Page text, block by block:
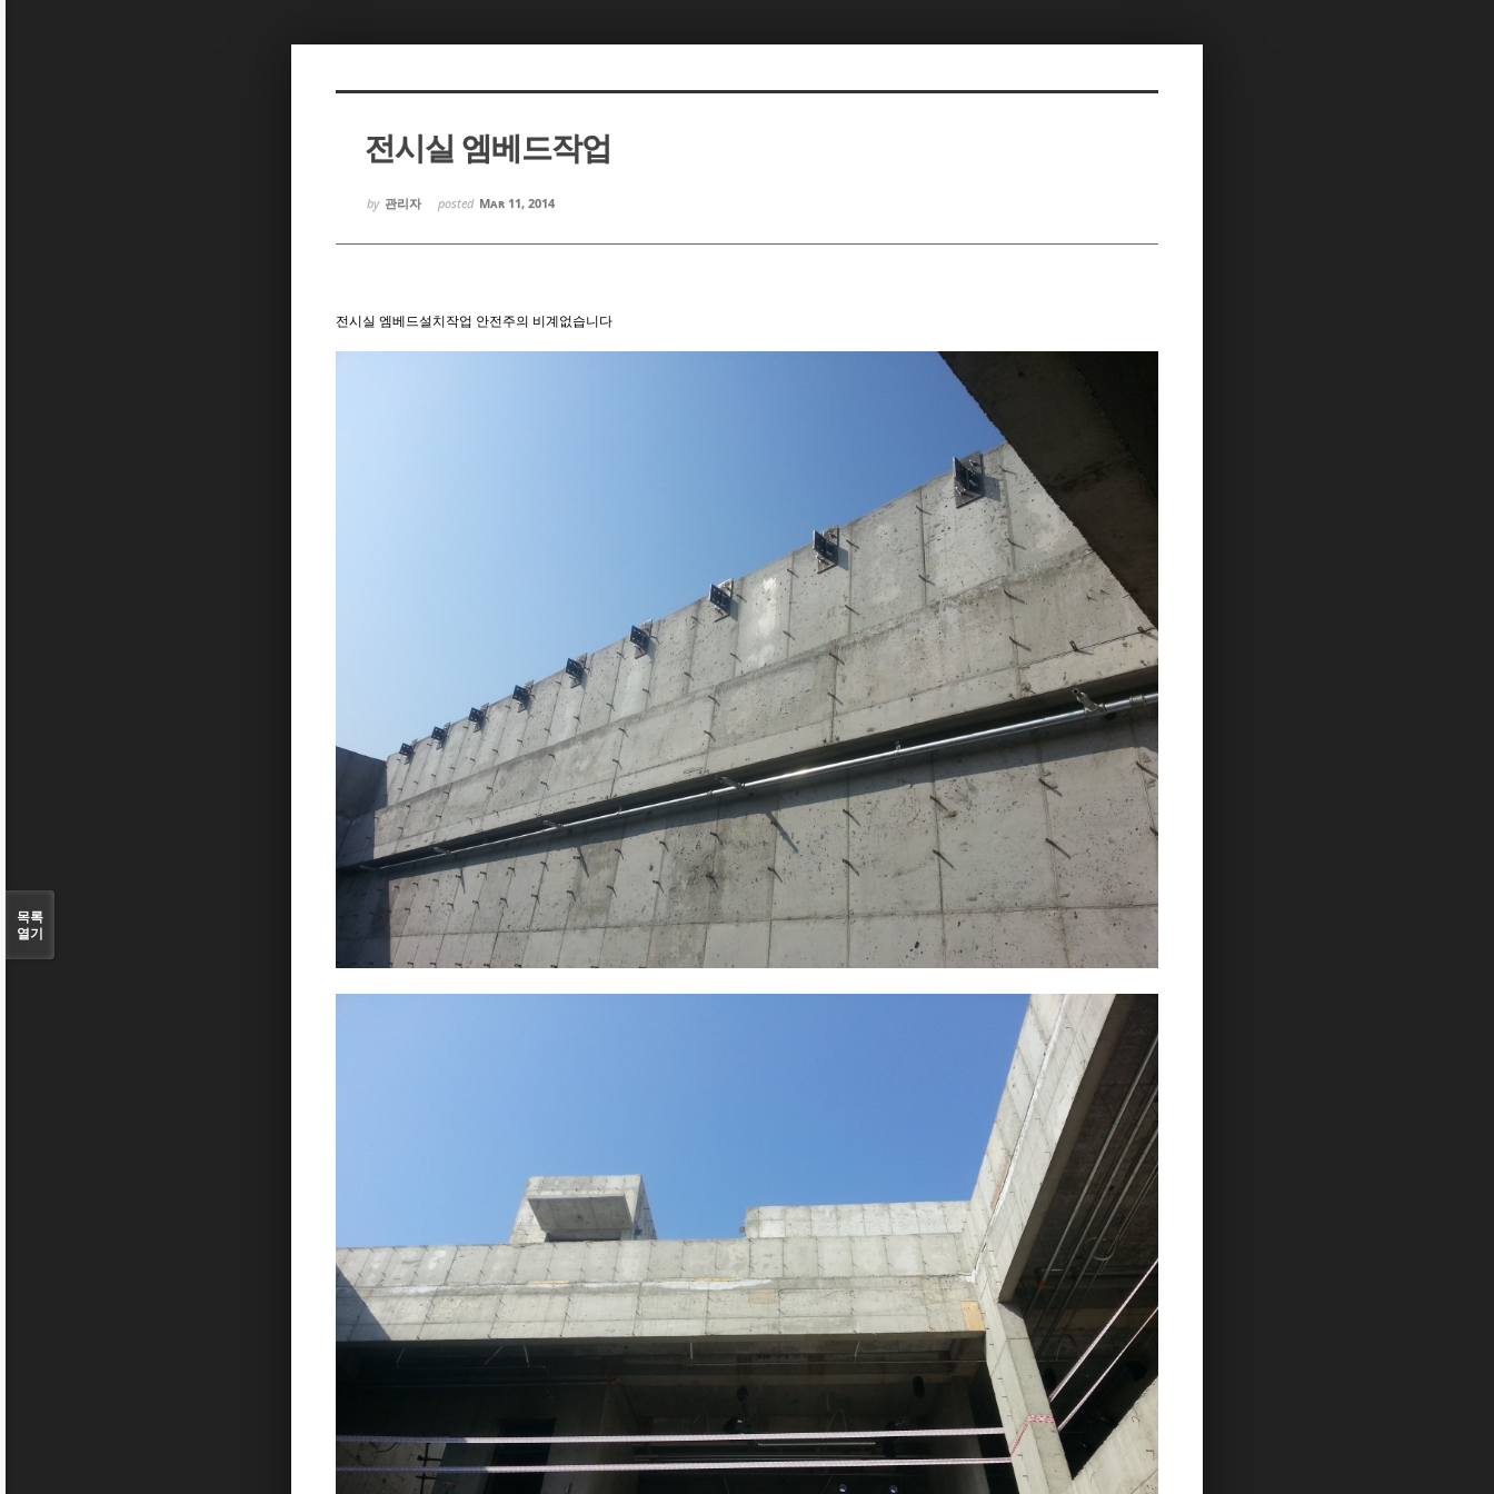
전시실 엠베드작업
by 관리자 posted Mar 11, 2014
전시실 엠베드설치작업 안전주의 비계없습니다
목록
열기
Sketchbook5, 스케치북5
Sketchbook5, 스케치북5
Sketchbook5, 스케치북5
Sketchbook5, 스케치북5